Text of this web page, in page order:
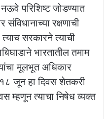
परिशिष्ट जोडण्यात
रक्षणाची
सरकारने त्याची
भारतातील तमाम
मूलभूत अधिकार
जून हा दिवस शेतकरी
म्हणून त्याचा निषेध व्यक्त